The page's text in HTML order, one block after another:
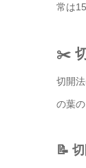
常は
✂️ 切
切開
の葉
📝